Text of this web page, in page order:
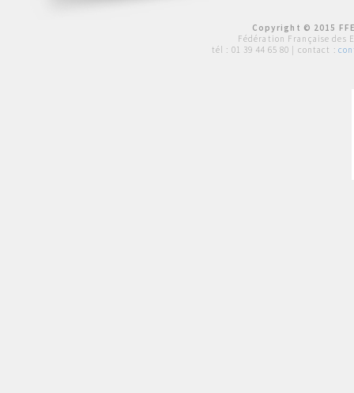
Copyright © 2015
Fédération Française des
tél : 01 39 44 65 80 | contact :